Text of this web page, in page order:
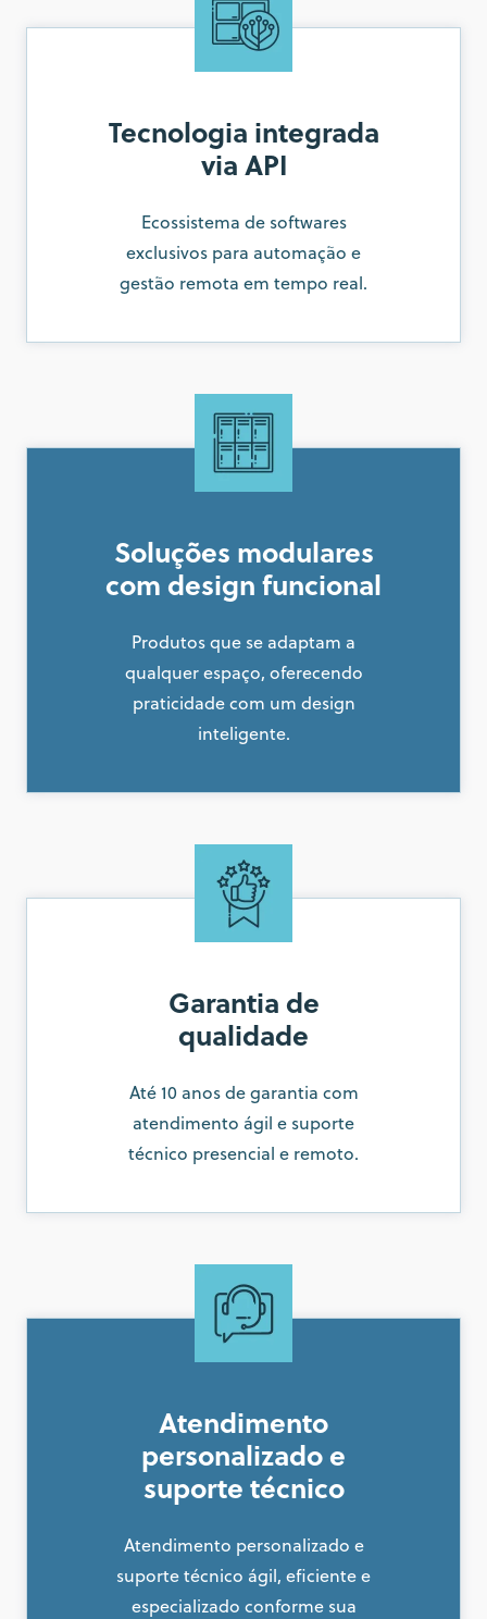
Tecnologia integrada
via API
Ecossistema de softwares
exclusivos para automação e
gestão remota em tempo real.
Soluções modulares
com design funcional
Produtos que se adaptam a
qualquer espaço, oferecendo
praticidade com um design
inteligente.
Garantia de
qualidade
Até 10 anos de garantia com
atendimento ágil e suporte
técnico presencial e remoto.
Atendimento
personalizado e
suporte técnico
Atendimento personalizado e
suporte técnico ágil, eficiente e
especializado conforme sua